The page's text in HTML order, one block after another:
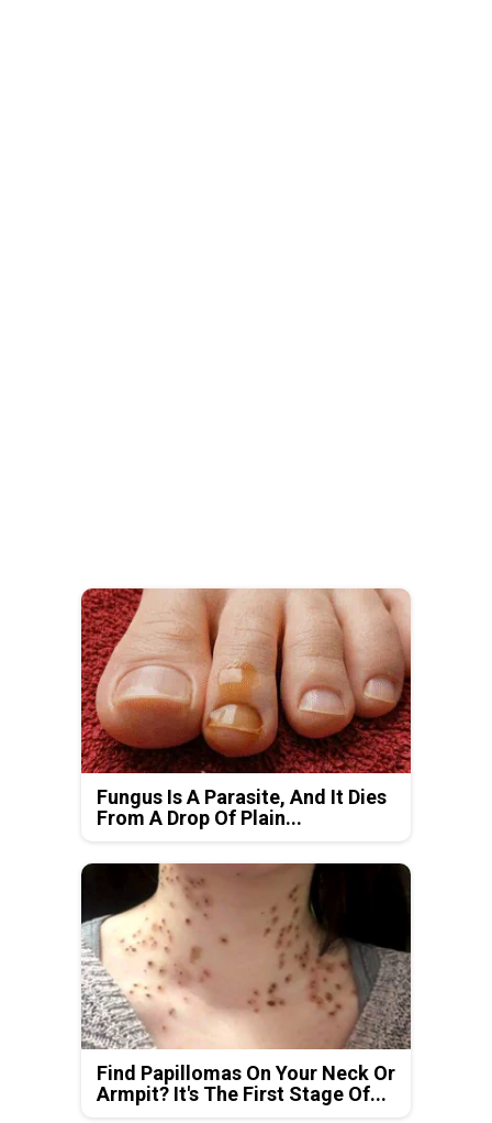
Fungus Is A Parasite, And It Dies
From A Drop Of Plain...
Find Papillomas On Your Neck Or
Armpit? It's The First Stage Of...